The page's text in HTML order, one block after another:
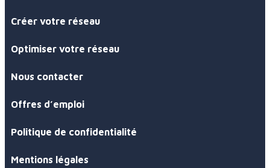
Créer votre réseau
Optimiser votre réseau
Nous contacter
Offres d’emploi
Politique de confidentialité
Mentions légales